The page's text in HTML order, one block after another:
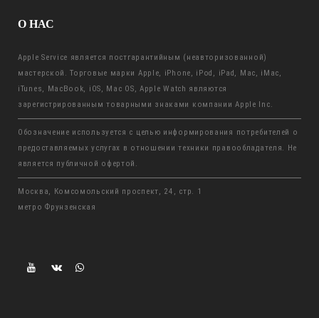
О НАС
Apple Service является постгарантийным (неавторизованной)
мастерской. Торговые марки Apple, iPhone, iPod, iPad, Mac, iMac,
iTunes, MacBook, iOS, Mac OS, Apple Watch являются
зарегистрированным товарными знаками компании Apple Inc.
Обозначение используется с целью информирования потребителей о
предоставляемых услугах в отношении техники правообладателя. Не
является публичной офертой.
Москва, Комсомольский проспект, 24, стр. 1
метро Фрунзенская